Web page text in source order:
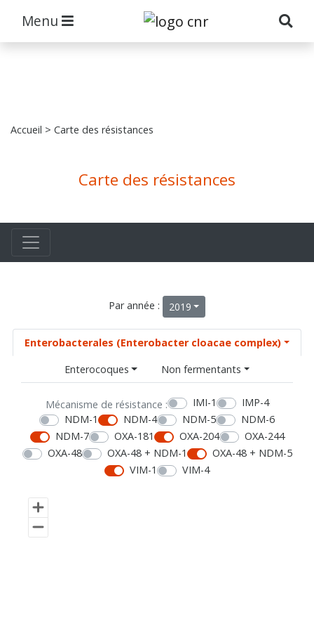
Menu
Accueil > Carte des résistances
Carte des résistances
Par année : 2019
Enterobacterales (Enterobacter cloacae complex)
Enterocoques
Non fermentants
Mécanisme de résistance : IMI-1
IMP-4
NDM-1
NDM-4 NDM-5
NDM-6
NDM-7
OXA-181 OXA-204
OXA-244
OXA-48
OXA-48 + NDM-1
OXA-48 + NDM-5
VIM-1
VIM-4